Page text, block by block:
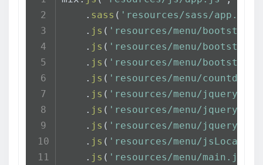
    .
sass ( 'resources/sass/
    .
js ( 'resources/menu/
    .
js ( 'resources/menu/
    .
js ( 'resources/menu/
    .
js ( 'resources/menu/
    .
js ( 'resources/menu/
    .
js ( 'resources/menu/
    .
js ( 'resources/menu/
    .
js ( 'resources/menu/
    .
js ( 'resources/menu/main.js'